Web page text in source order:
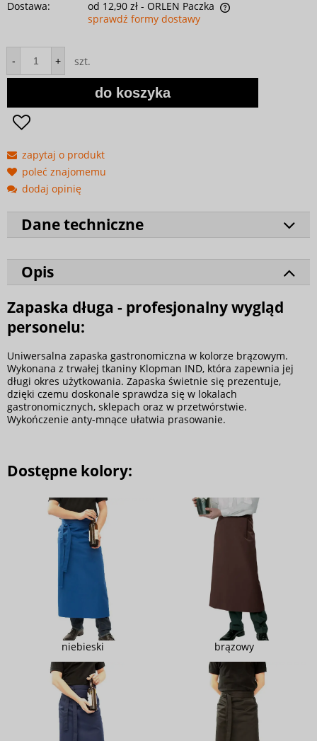
Dostawa:
od 12,90 zł - ORLEN Paczka
sprawdź formy dostawy
- + szt.
do koszyka
zapytaj o produkt
poleć znajomemu
dodaj opinię
Dane techniczne
Opis
Zapaska długa - profesjonalny wygląd
personelu:
Uniwersalna zapaska gastronomiczna w kolorze brązowym.
Wykonana z trwałej tkaniny Klopman IND, która zapewnia jej
długi okres użytkowania. Zapaska świetnie się prezentuje,
dzięki czemu doskonale sprawdza się w lokalach
gastronomicznych, sklepach oraz w przetwórstwie.
Wykończenie anty-mnące ułatwia prasowanie.
Dostępne kolory:
niebieski brązowy